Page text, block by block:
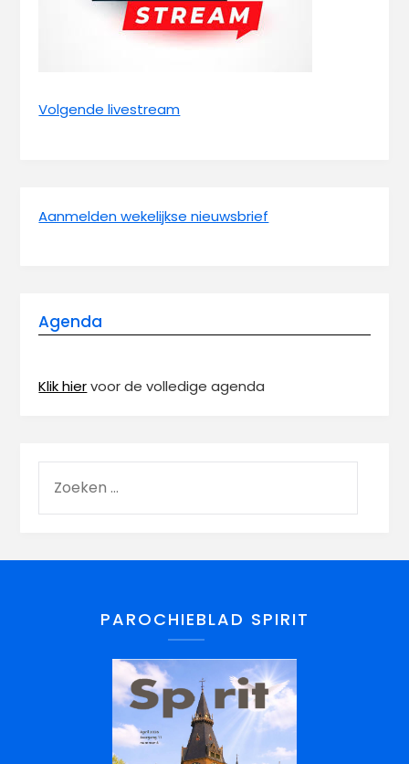
Volgende livestream
Aanmelden wekelijkse nieuwsbrief
Agenda
Klik hiervoor de volledige agenda
PAROCHIEBLAD SPIRIT